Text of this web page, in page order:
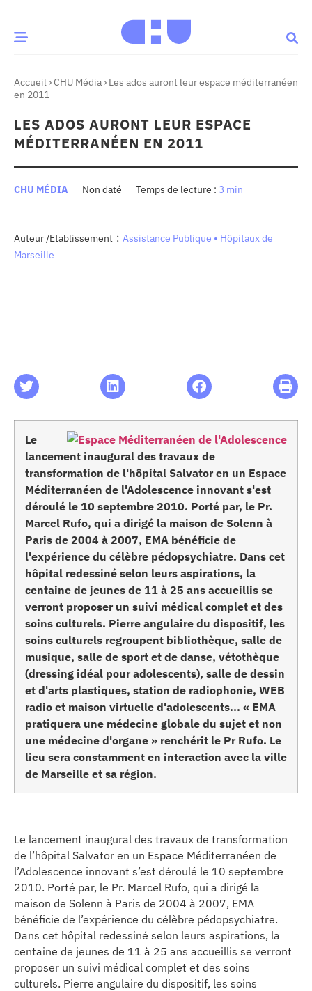
MOMENT
Innovation
& patrimoine Patient
nous
ce qu’un CHU ?
santé
au CHU
& patrimoine
écologique
CONNECTÉ
l’éditeur
Accueil › CHU Média › Les ados auront leur espace méditerranéen
en 2011
LES ADOS AURONT LEUR ESPACE
MÉDITERRANÉEN EN 2011
CHU MÉDIA Non daté 3 min
Auteur /Etablissement : Assistance Publique • Hôpitaux de
Marseille
Le
lancement inaugural des travaux de
transformation de l'hôpital Salvator en un Espace
Méditerranéen de l'Adolescence innovant s'est
déroulé le 10 septembre 2010. Porté par, le Pr.
Marcel Rufo, qui a dirigé la maison de Solenn à
Paris de 2004 à 2007, EMA bénéficie de
l'expérience du célèbre pédopsychiatre. Dans cet
hôpital redessiné selon leurs aspirations, la
centaine de jeunes de 11 à 25 ans accueillis se
verront proposer un suivi médical complet et des
soins culturels. Pierre angulaire du dispositif, les
soins culturels regroupent bibliothèque, salle de
musique, salle de sport et de danse, vétothèque
(dressing idéal pour adolescents), salle de dessin
et d'arts plastiques, station de radiophonie, WEB
radio et maison virtuelle d'adolescents... « EMA
pratiquera une médecine globale du sujet et non
une médecine d'organe » renchérit le Pr Rufo. Le
lieu sera constamment en interaction avec la ville
de Marseille et sa région.
Le lancement inaugural des travaux de transformation
de l’hôpital Salvator en un Espace Méditerranéen de
l’Adolescence innovant s’est déroulé le 10 septembre
2010. Porté par, le Pr. Marcel Rufo, qui a dirigé la
maison de Solenn à Paris de 2004 à 2007, EMA
bénéficie de l’expérience du célèbre pédopsychiatre.
Dans cet hôpital redessiné selon leurs aspirations, la
centaine de jeunes de 11 à 25 ans accueillis se verront
proposer un suivi médical complet et des soins
culturels. Pierre angulaire du dispositif, les soins